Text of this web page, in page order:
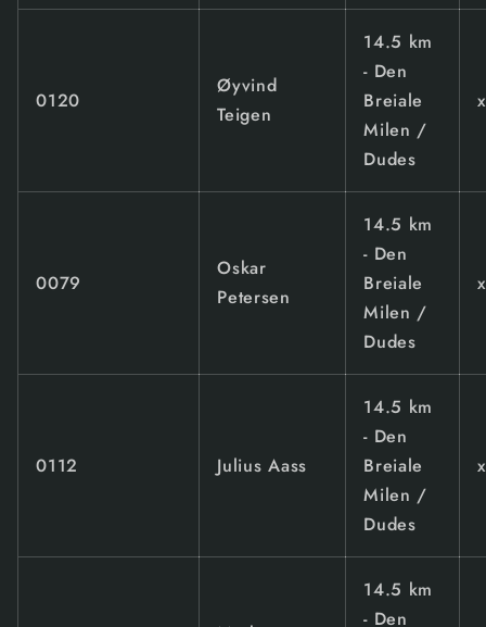
0120
Øyvind
Teigen
14.5 km
- Den
Breiale
Milen /
Dudes
x
0079
Oskar
Petersen
14.5 km
- Den
Breiale
Milen /
Dudes
x
0112 Julius Aass
14.5 km
- Den
Breiale
Milen /
Dudes
x
14.5 km
- Den